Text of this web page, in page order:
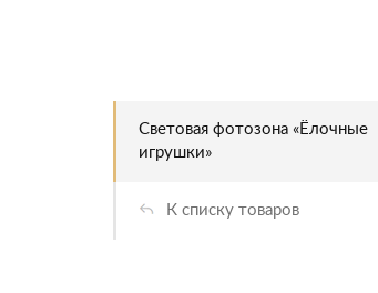
Световая фотозона «Ёлочные
игрушки»
К списку товаров